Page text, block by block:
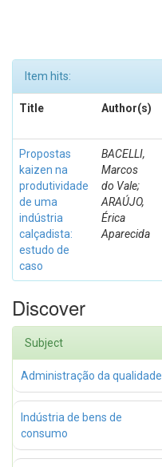
Item hits:
Title Author(s)
Propostas
kaizen na
produtividade
de uma
indústria
calçadista:
estudo de
caso
BACELLI,
Marcos
do Vale;
ARAÚJO,
Érica
Aparecida
Discover
Subject
Administração da qualidade
Indústria de bens de
consumo